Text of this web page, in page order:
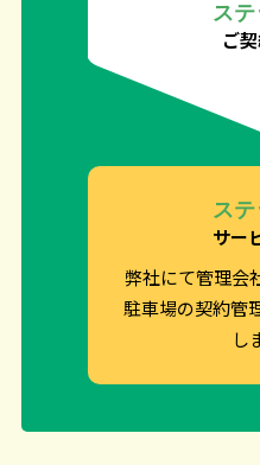
ステ
ご
ステ
サー
弊社にて管理会
駐車場の契約管
し